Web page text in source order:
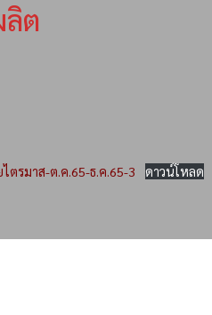
ต
รมาส-ต.ค.65-ธ.ค.65-3 ดาวน์โหลด